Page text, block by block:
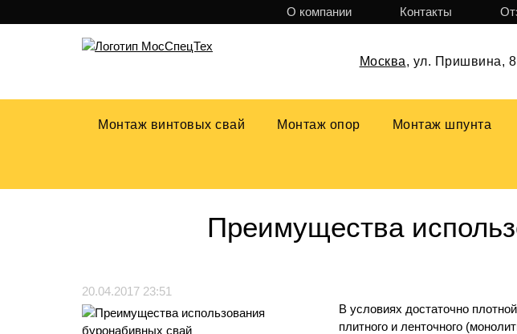
О компании Контакты
Москва, ул. Пришвина, 8
Монтаж винтовых свай Монтаж опор Монтаж шпунта
Преимущества
20.04.2017 23:51
В условиях достаточно
плитного и ленточного